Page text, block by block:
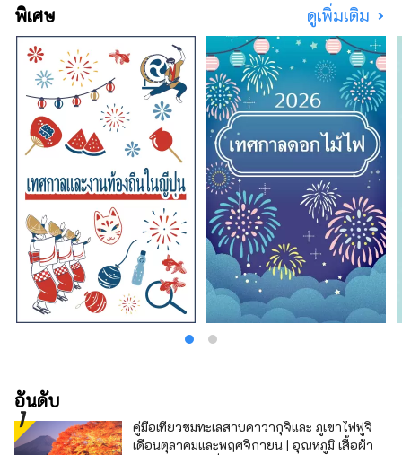
โลกมากมาย เช่น Okayama Castle [ปราสาท]
Okayama Korakuen Garden [สวน] หนึ่งในสาม
สวนที่โด่งดังที่สุดของญี่ปุ่น และ Kurashiki Bikan
Historical Quarter [ย่าน] ซึ่งมีประวัติศาสตร์
วัฒนธรรม และศิลปะอันอุดมสมบูรณ์!
พิเศษ ดูเพิ่มเติม
อันดับ
คู่มือเที่ยวชมทะเลสาบคาวากุจิและ ภูเขาไฟฟูจิ
เดือนตุลาคมและพฤศจิกายน | อุณหภูมิ เสื้อผ้า